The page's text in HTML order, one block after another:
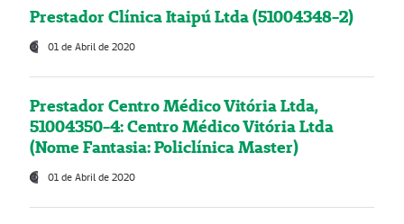
Prestador Clínica Itaipú Ltda (51004348-2)
01 de Abril de 2020
Prestador Centro Médico Vitória Ltda,
51004350-4: Centro Médico Vitória Ltda
(Nome Fantasia: Policlínica Master)
01 de Abril de 2020